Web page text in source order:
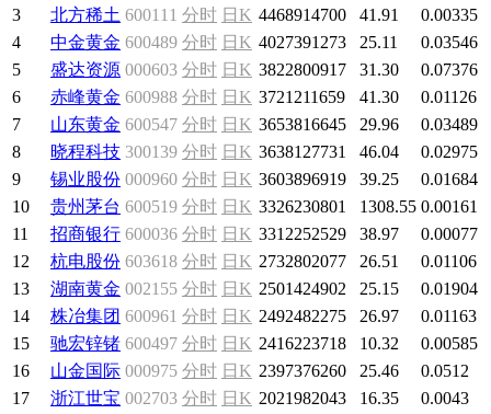
3
北方稀土 600111 分时 日K 4468914700 41.91
0.00335
4
中金黄金 600489 分时 日K 4027391273 25.11
0.03546
5
盛达资源 000603 分时 日K 3822800917 31.30
0.07376
6
赤峰黄金 600988 分时 日K 3721211659 41.30
0.01126
7
山东黄金 600547 分时 日K 3653816645 29.96
0.03489
8
晓程科技 300139 分时 日K 3638127731 46.04
0.02975
9
锡业股份 000960 分时 日K 3603896919 39.25
0.01684
10
贵州茅台 600519 分时 日K 3326230801 1308.55 0.00161
11
招商银行 600036 分时 日K 3312252529 38.97
0.00077
12
杭电股份 603618 分时 日K 2732802077 26.51
0.01106
13
湖南黄金 002155 分时 日K 2501424902 25.15
0.01904
14
株冶集团 600961 分时 日K 2492482275 26.97
0.01163
15
驰宏锌锗 600497 分时 日K 2416223718 10.32
0.00585
16
山金国际 000975 分时 日K 2397376260 25.46
0.0512
17
浙江世宝 002703 分时 日K 2021982043 16.35
0.0043